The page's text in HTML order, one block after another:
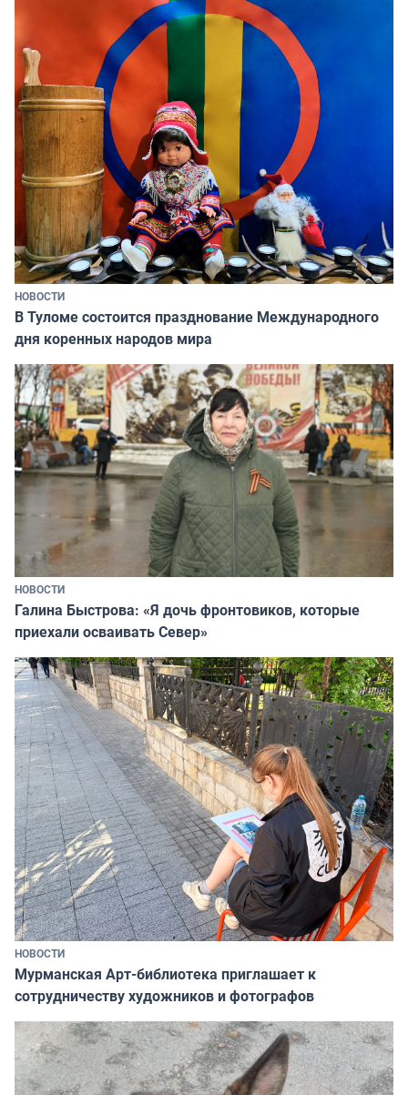
НОВОСТИ
В Туломе состоится празднование Международного
дня коренных народов мира
НОВОСТИ
Галина Быстрова: «Я дочь фронтовиков, которые
приехали осваивать Север»
НОВОСТИ
Мурманская Арт-библиотека приглашает к
сотрудничеству художников и фотографов